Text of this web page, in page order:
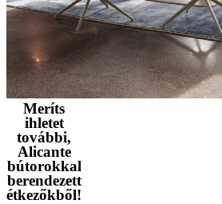
Meríts
ihletet
további,
Alicante
bútorokkal
berendezett
étkezőkből!